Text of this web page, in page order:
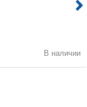
В наличии